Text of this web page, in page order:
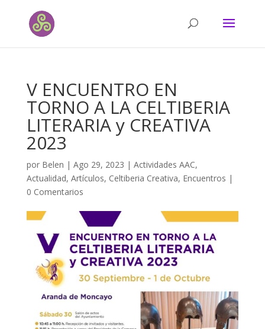
V ENCUENTRO EN
TORNO A LA CELTIBERIA
LITERARIA y CREATIVA
2023
por Belen | Ago 29, 2023 | Actividades AAC,
Actualidad, Artículos, Celtiberia Creativa, Encuentros |
0 Comentarios